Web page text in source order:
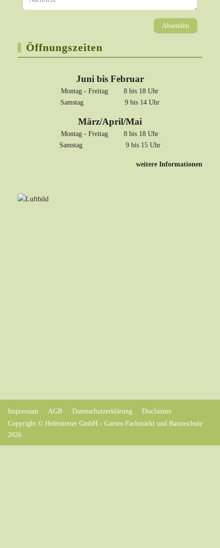
Absenden
Öffnungszeiten
Juni bis Februar
Montag - Freitag 8 bis 18 Uhr
Samstag 9 bis 14 Uhr
März/April/Mai
Montag - Freitag 8 bis 18 Uhr
Samstag 9 bis 15 Uhr
weitere Informationen
Impressum AGB Datenschutzerklärung
Disclaimer
Copyright © Helmstetter GmbH - Garten-Fachmarkt und Baumschule
2026